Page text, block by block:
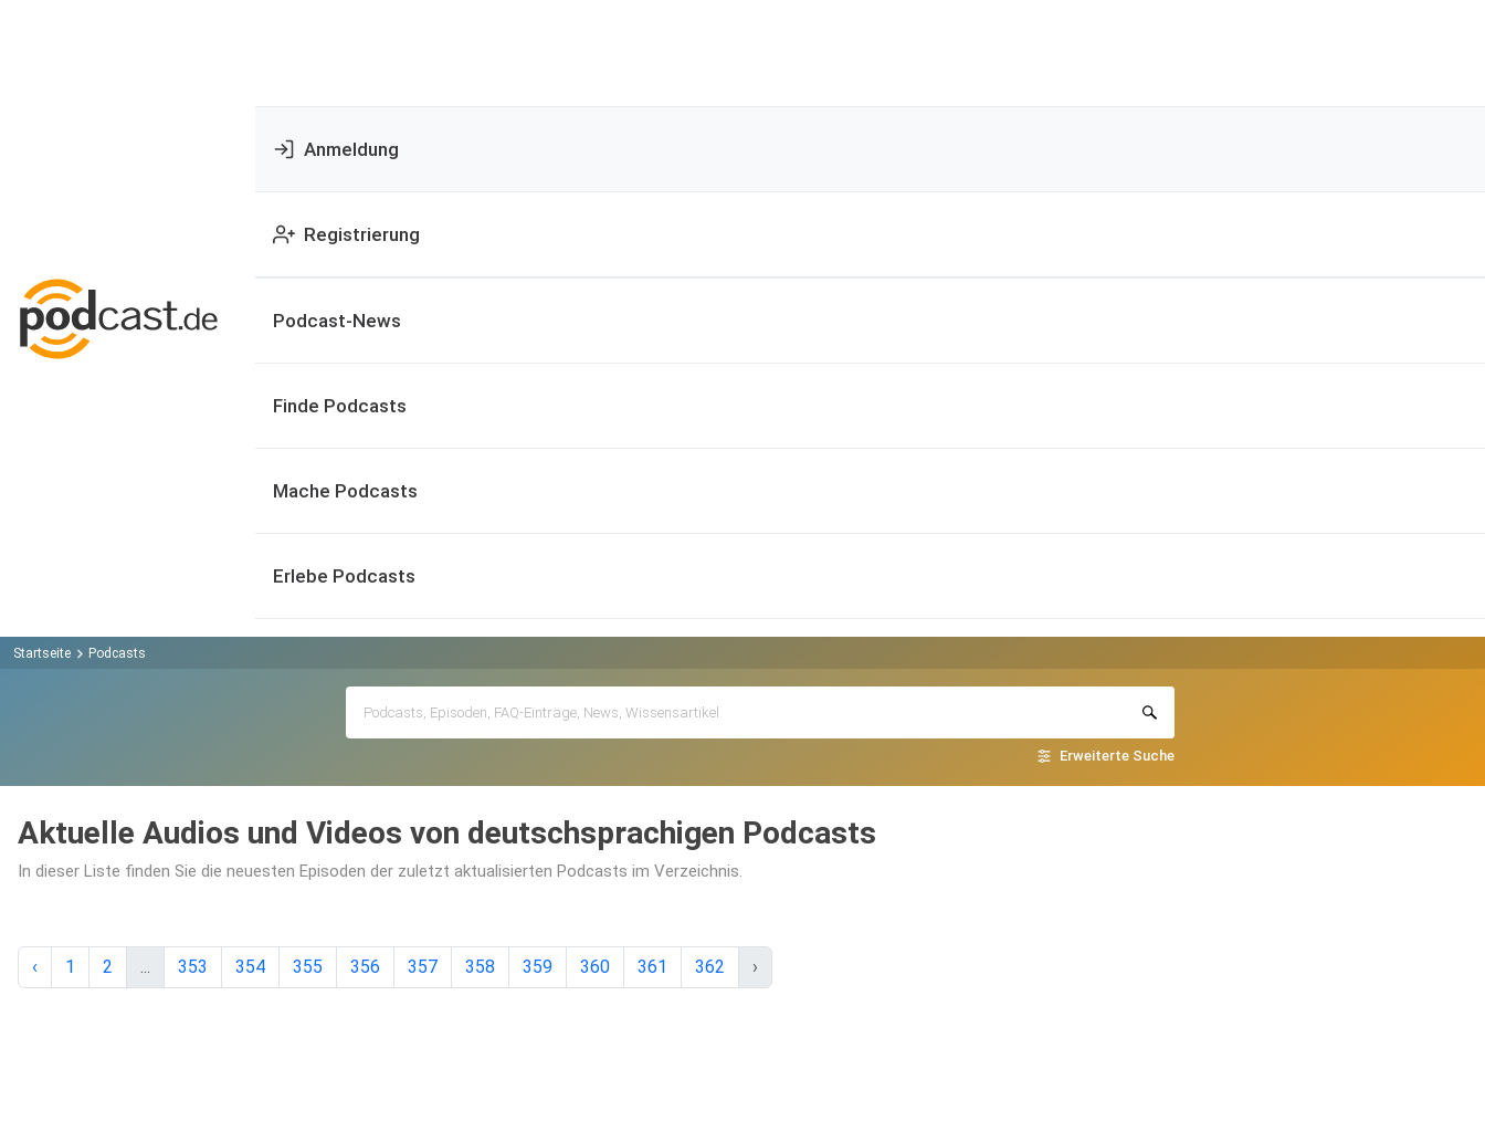
Anmeldung
Registrierung
Podcast-News
Finde Podcasts
Mache Podcasts
Erlebe Podcasts
Startseite Podcasts
Erweiterte Suche
Aktuelle Audios und Videos von deutschsprachigen Podcasts
In dieser Liste finden Sie die neuesten Episoden der zuletzt aktualisierten Podcasts im Verzeichnis.
‹ 1 2 ... 353 354 355 356 357 358 359 360 361 362 ›